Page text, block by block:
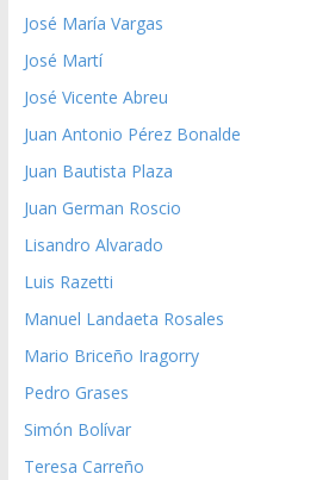
José María Vargas
José Martí
José Vicente Abreu
Juan Antonio Pérez Bonalde
Juan Bautista Plaza
Juan German Roscio
Lisandro Alvarado
Luis Razetti
Manuel Landaeta Rosales
Mario Briceño Iragorry
Pedro Grases
Simón Bolívar
Teresa Carreño